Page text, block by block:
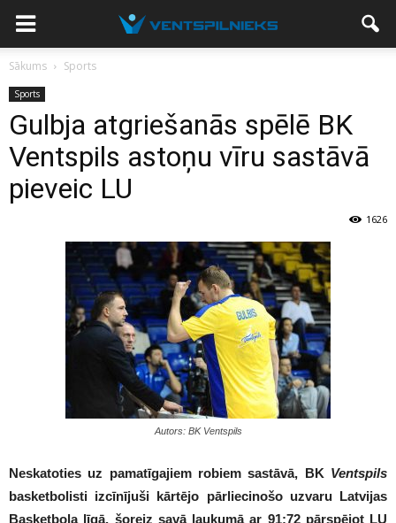
Sākums Sports
Sports
Gulbja atgriešanās spēlē BK
Ventspils astoņu vīru sastāvā
pieveic LU
1626
Autors: BK Ventspils
Neskatoties uz pamatīgajiem robiem sastāvā, BK Ventspils
basketbolisti izcīnījuši kārtējo pārliecinošo uzvaru Latvijas
Basketbola līgā, šoreiz savā laukumā ar 91:72 pārspējot LU